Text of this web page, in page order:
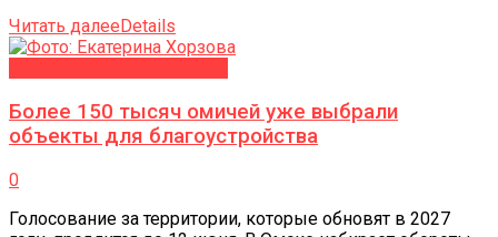
Читать далее Details
Более 150 тысяч омичей уже выбрали
объекты для благоустройства
0
Голосование за территории, которые обновят в 2027